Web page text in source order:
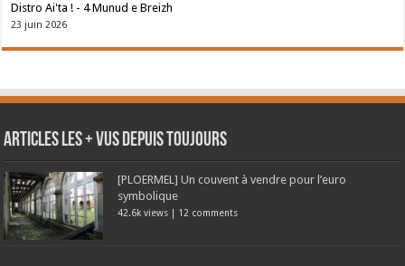
Distro Ai'ta ! - 4 Munud e Breizh
23 juin 2026
Articles les + vus depuis toujours
[PLOERMEL] Un couvent à vendre pour l’euro
symbolique
42.6k views | 12 comments